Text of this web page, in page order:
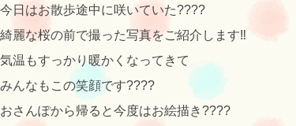
今日はお散歩途中に咲いていた????
綺麗な桜の前で撮った写真をご紹介します‼️
気温もすっかり暖かくなってきて
みんなもこの笑顔です????
おさんぽから帰ると今度はお絵描き????️